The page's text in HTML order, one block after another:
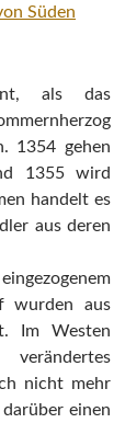
als das
1354 gehen
1355 wird
handelt es
aus deren
wurden aus
Im Westen
nicht mehr
einen